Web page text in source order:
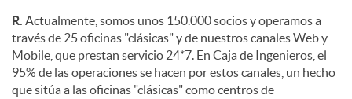
R. Actualmente, somos unos 150.000 socios y operamos a
través de 25 oficinas "clásicas" y de nuestros canales Web y
Mobile, que prestan servicio 24*7. En Caja de Ingenieros, el
95% de las operaciones se hacen por estos canales, un hecho
que sitúa a las oficinas "clásicas" como centros de